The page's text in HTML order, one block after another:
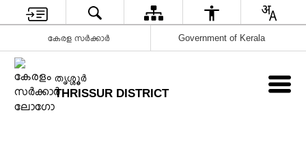
കേരള സർക്കാർ Government of Kerala
ത‍ൃശ്ശ‍ൂർ
THRISSUR DISTRICT